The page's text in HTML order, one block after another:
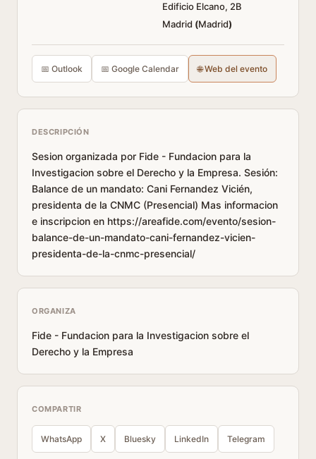
Edificio Elcano, 2B
Madrid (Madrid)
📅 Outlook 📅 Google Calendar 🌐 Web del evento
DESCRIPCIÓN
Sesion organizada por Fide - Fundacion para la
Investigacion sobre el Derecho y la Empresa. Sesión:
Balance de un mandato: Cani Fernandez Vicién,
presidenta de la CNMC (Presencial) Mas informacion
e inscripcion en https://areafide.com/evento/sesion-
balance-de-un-mandato-cani-fernandez-vicien-
presidenta-de-la-cnmc-presencial/
ORGANIZA
Fide - Fundacion para la Investigacion sobre el
Derecho y la Empresa
COMPARTIR
WhatsApp X Bluesky LinkedIn Telegram